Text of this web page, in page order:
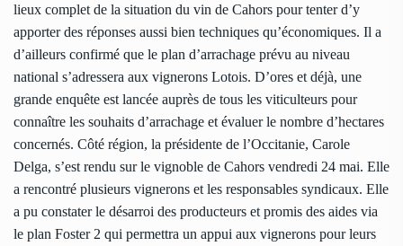
lieux complet de la situation du vin de Cahors pour tenter d’y
apporter des réponses aussi bien techniques qu’économiques. Il a
d’ailleurs confirmé que le plan d’arrachage prévu au niveau
national s’adressera aux vignerons Lotois. D’ores et déjà, une
grande enquête est lancée auprès de tous les viticulteurs pour
connaître les souhaits d’arrachage et évaluer le nombre d’hectares
concernés. Côté région, la présidente de l’Occitanie, Carole
Delga, s’est rendu sur le vignoble de Cahors vendredi 24 mai. Elle
a rencontré plusieurs vignerons et les responsables syndicaux. Elle
a pu constater le désarroi des producteurs et promis des aides via
le plan Foster 2 qui permettra un appui aux vignerons pour leurs